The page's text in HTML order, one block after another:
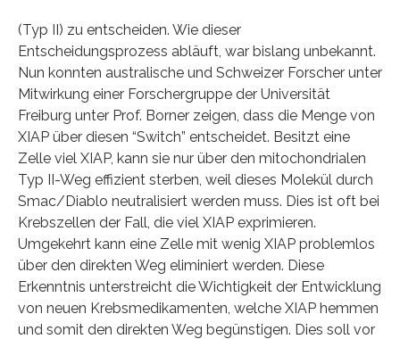
(Typ II) zu entscheiden. Wie dieser
Entscheidungsprozess abläuft, war bislang unbekannt.
Nun konnten australische und Schweizer Forscher unter
Mitwirkung einer Forschergruppe der Universität
Freiburg unter Prof. Borner zeigen, dass die Menge von
XIAP über diesen “Switch” entscheidet. Besitzt eine
Zelle viel XIAP, kann sie nur über den mitochondrialen
Typ II-Weg effizient sterben, weil dieses Molekül durch
Smac/Diablo neutralisiert werden muss. Dies ist oft bei
Krebszellen der Fall, die viel XIAP exprimieren.
Umgekehrt kann eine Zelle mit wenig XIAP problemlos
über den direkten Weg eliminiert werden. Diese
Erkenntnis unterstreicht die Wichtigkeit der Entwicklung
von neuen Krebsmedikamenten, welche XIAP hemmen
und somit den direkten Weg begünstigen. Dies soll vor